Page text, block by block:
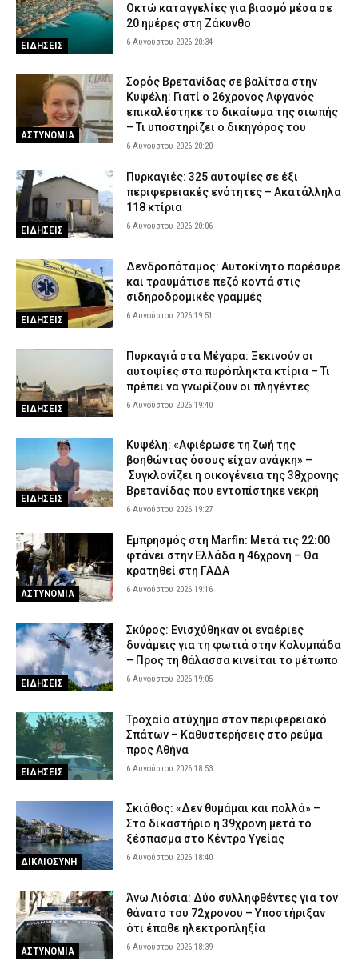
ΕΙΔΗΣΕΙΣ
Οκτώ καταγγελίες για βιασμό μέσα σε
20 ημέρες στη Ζάκυνθο
6 Αυγούστου 2026 20:34
ΑΣΤΥΝΟΜΙΑ
Σορός Βρετανίδας σε βαλίτσα στην
Κυψέλη: Γιατί ο 26χρονος Αφγανός
επικαλέστηκε το δικαίωμα της σιωπής
– Τι υποστηρίζει ο δικηγόρος του
6 Αυγούστου 2026 20:20
ΕΙΔΗΣΕΙΣ
Πυρκαγιές: 325 αυτοψίες σε έξι
περιφερειακές ενότητες – Ακατάλληλα
118 κτίρια
6 Αυγούστου 2026 20:06
ΕΙΔΗΣΕΙΣ
Δενδροπόταμος: Αυτοκίνητο παρέσυρε
και τραυμάτισε πεζό κοντά στις
σιδηροδρομικές γραμμές
6 Αυγούστου 2026 19:51
ΕΙΔΗΣΕΙΣ
Πυρκαγιά στα Μέγαρα: Ξεκινούν οι
αυτοψίες στα πυρόπληκτα κτίρια – Τι
πρέπει να γνωρίζουν οι πληγέντες
6 Αυγούστου 2026 19:40
ΕΙΔΗΣΕΙΣ
Κυψέλη: «Αφιέρωσε τη ζωή της
βοηθώντας όσους είχαν ανάγκη» –
Συγκλονίζει η οικογένεια της 38χρονης
Βρετανίδας που εντοπίστηκε νεκρή
6 Αυγούστου 2026 19:27
ΑΣΤΥΝΟΜΙΑ
Εμπρησμός στη Marfin: Μετά τις 22:00
φτάνει στην Ελλάδα η 46χρονη – Θα
κρατηθεί στη ΓΑΔΑ
6 Αυγούστου 2026 19:16
ΕΙΔΗΣΕΙΣ
Σκύρος: Ενισχύθηκαν οι εναέριες
δυνάμεις για τη φωτιά στην Κολυμπάδα
– Προς τη θάλασσα κινείται το μέτωπο
6 Αυγούστου 2026 19:05
ΕΙΔΗΣΕΙΣ
Τροχαίο ατύχημα στον περιφερειακό
Σπάτων – Καθυστερήσεις στο ρεύμα
προς Αθήνα
6 Αυγούστου 2026 18:53
ΔΙΚΑΙΟΣΥΝΗ
Σκιάθος: «Δεν θυμάμαι και πολλά» –
Στο δικαστήριο η 39χρονη μετά το
ξέσπασμα στο Κέντρο Υγείας
6 Αυγούστου 2026 18:40
ΑΣΤΥΝΟΜΙΑ
Άνω Λιόσια: Δύο συλληφθέντες για τον
θάνατο του 72χρονου – Υποστήριξαν
ότι έπαθε ηλεκτροπληξία
6 Αυγούστου 2026 18:39